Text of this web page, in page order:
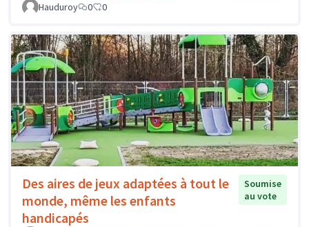
Hauduroy
0 0
Des aires de jeux adaptées à tout le
monde, même les enfants
handicapés
Soumise
au vote